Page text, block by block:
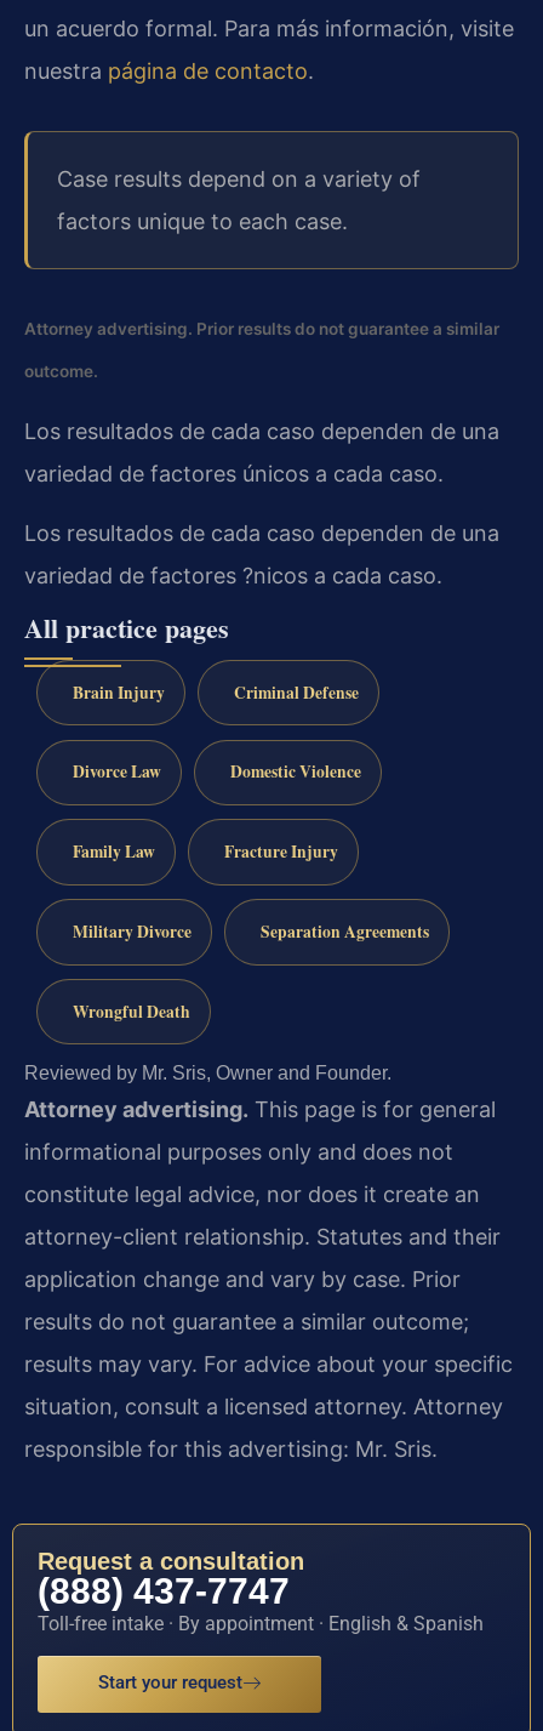
un acuerdo formal. Para más información, visite
nuestra página de contacto.
Case results depend on a variety of
factors unique to each case.
Attorney advertising. Prior results do not guarantee a similar
outcome.
Los resultados de cada caso dependen de una
variedad de factores únicos a cada caso.
Los resultados de cada caso dependen de una
variedad de factores ?nicos a cada caso.
All practice pages
Brain Injury Criminal Defense
Divorce Law Domestic Violence
Family Law Fracture Injury
Military Divorce Separation Agreements
Wrongful Death
Reviewed by Mr. Sris, Owner and Founder.
Attorney advertising. This page is for general
informational purposes only and does not
constitute legal advice, nor does it create an
attorney-client relationship. Statutes and their
application change and vary by case. Prior
results do not guarantee a similar outcome;
results may vary. For advice about your specific
situation, consult a licensed attorney. Attorney
responsible for this advertising: Mr. Sris.
Request a consultation
(888) 437-7747
Toll-free intake · By appointment · English & Spanish
Start your request